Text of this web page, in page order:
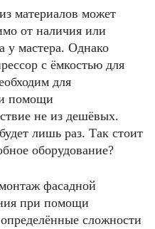
материалов может
от наличия или
у мастера. Однако
с ёмкостью для
для
помощи
не из дешёвых.
лишь раз. Так стоит
оборудование?
фасадной
при помощи
сложности